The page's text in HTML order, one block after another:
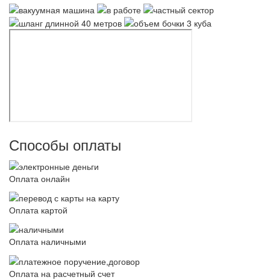
Способы оплаты
Оплата онлайн
Оплата картой
Оплата наличными
Оплата на расчетный счет